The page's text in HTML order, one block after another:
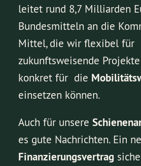
leitet rund 8,7 Milliarden
Bundesmitteln an die
Mittel, die wir flexibel für
zukunftsweisende
konkret für die
einsetzen können.
Auch für unsere
es gute Nachrichten. Ein
Finanzierungsvertrag